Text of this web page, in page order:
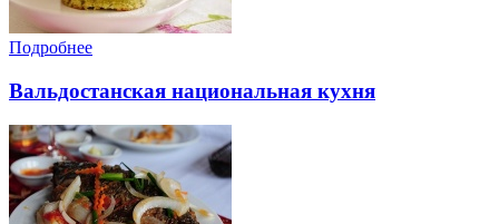
Подробнее
Вальдостанская национальная кухня